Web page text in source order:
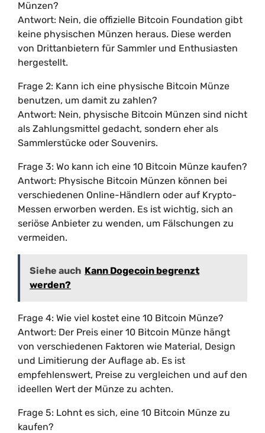
Münzen?
Antwort: Nein, die offizielle Bitcoin Foundation gibt
keine physischen Münzen heraus. Diese werden
von Drittanbietern für Sammler und Enthusiasten
hergestellt.
Frage 2: Kann ich eine physische Bitcoin Münze
benutzen, um damit zu zahlen?
Antwort: Nein, physische Bitcoin Münzen sind nicht
als Zahlungsmittel gedacht, sondern eher als
Sammlerstücke oder Souvenirs.
Frage 3: Wo kann ich eine 10 Bitcoin Münze kaufen?
Antwort: Physische Bitcoin Münzen können bei
verschiedenen Online-Händlern oder auf Krypto-
Messen erworben werden. Es ist wichtig, sich an
seriöse Anbieter zu wenden, um Fälschungen zu
vermeiden.
Siehe auch Kann Dogecoin begrenzt
werden?
Frage 4: Wie viel kostet eine 10 Bitcoin Münze?
Antwort: Der Preis einer 10 Bitcoin Münze hängt
von verschiedenen Faktoren wie Material, Design
und Limitierung der Auflage ab. Es ist
empfehlenswert, Preise zu vergleichen und auf den
ideellen Wert der Münze zu achten.
Frage 5: Lohnt es sich, eine 10 Bitcoin Münze zu
kaufen?